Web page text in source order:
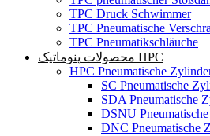
TPC Druck Schwimmer
TPC Pneumatische
TPC Pneumatikschläuche
محصولات پنوماتیک HPC
HPC Pneumatische
SC Pneumatische
SDA Pneumatische
DSNU
DNC Pneumatische